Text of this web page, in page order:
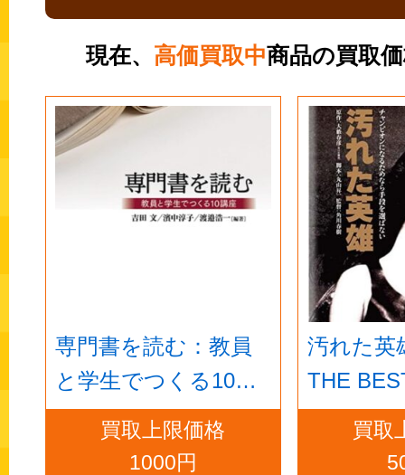
現在、 高価買取中商品の買取
専門書を読む：教員
と学生でつくる10講
座
買取上限価格
1000円
汚れた英
THE
買取